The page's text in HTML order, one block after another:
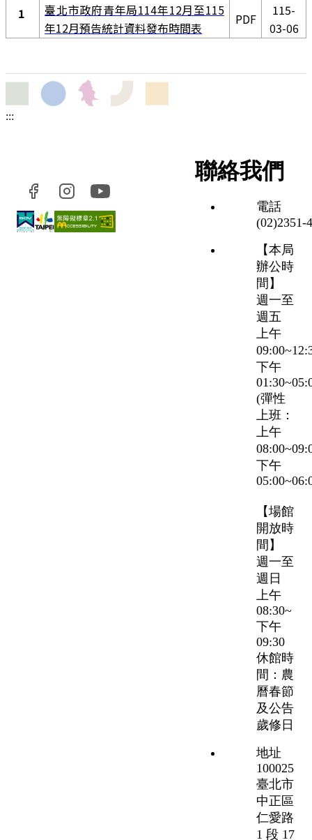
1
臺北市政府青年局114年12月至115
年12月預告統計資料發布時間表
PDF
115-
03-06
:::
聯絡我們
電話
【本局
辦公時
間】
週一至
週五
上午
下午
(彈性
上班：
上午
下午
【場館
開放時
間】
週一至
週日
上午
08:30~
下午
09:30
休館時
間：農
曆春節
及公告
歲修日
地址
100025
臺北市
中正區
仁愛路
1 段 17